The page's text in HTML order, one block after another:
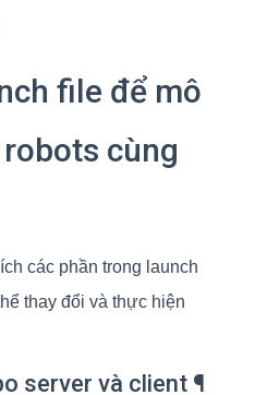
file để mô
cùng
các phần trong launch
thay đổi và thực hiện
server và client ¶